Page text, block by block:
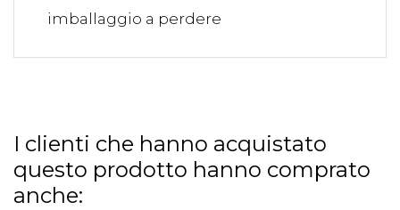
imballaggio a perdere
I clienti che hanno acquistato
questo prodotto hanno comprato
anche: